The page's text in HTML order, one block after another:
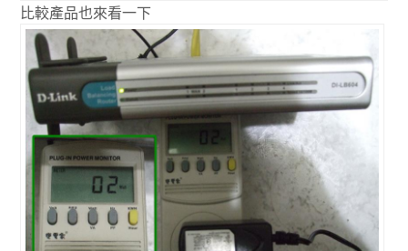
比較產品也來看一下